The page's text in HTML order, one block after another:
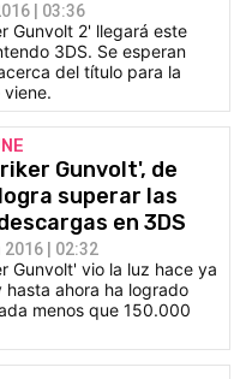
| 03:36
Gunvolt 2' llegará este
3DS. Se esperan
del título para la
viene.
Gunvolt', de
superar las
en 3DS
| 02:32
Gunvolt' vio la luz hace ya
hasta ahora ha logrado
menos que 150.000